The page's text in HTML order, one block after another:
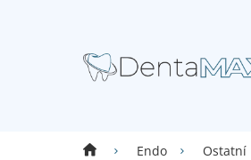
Domů Endo Ostatní